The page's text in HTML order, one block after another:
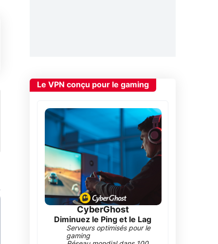
Le VPN conçu pour le gaming
CyberGhost
Diminuez le Ping et le Lag
Serveurs optimisés pour le
gaming